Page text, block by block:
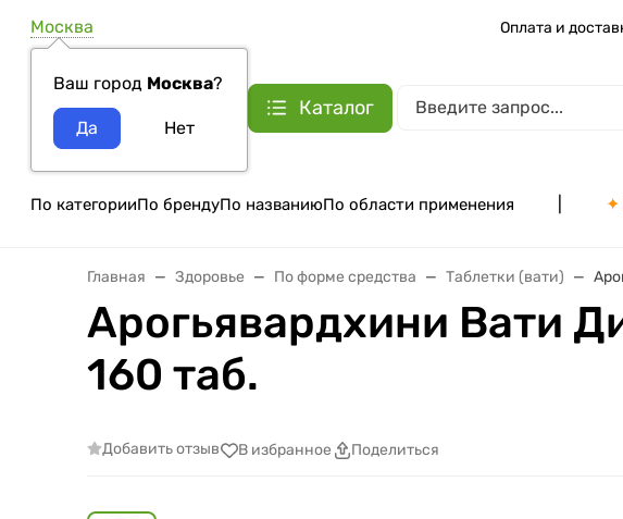
Москва
Ваш город Москва?
Оплата и
Каталог
По категорииПо брендуПо названиюПо области применения ✦
Главная Здоровье По форме средства Таблетки (вати)
Арогьявардхини Вати
160 таб.
Добавить отзыв В избранное Поделиться